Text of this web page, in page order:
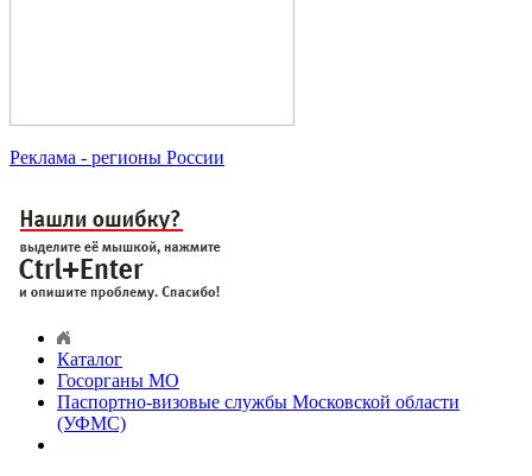
Реклама - регионы России
Каталог
Госорганы МО
Паспортно-визовые службы Московской области
(УФМС)